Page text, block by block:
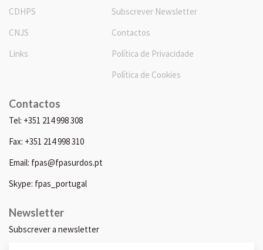
CDHPS
CNJS
Links
Subscrever Newsletter
Contactos
Política de Privacidade
Política de Cookies
Contactos
Tel: +351 214 998 308
Fax: +351 214 998 310
Email: fpas@fpasurdos.pt
Skype: fpas_portugal
Newsletter
Subscrever a newsletter